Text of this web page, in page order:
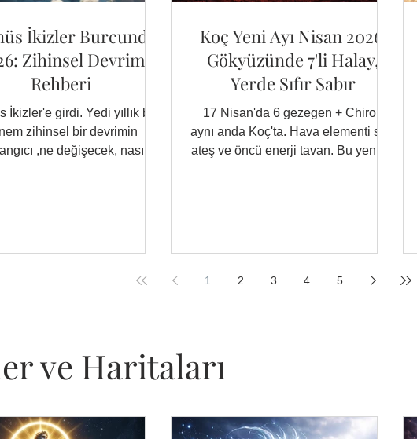
İkizler Burcunda
Zihinsel Devrim
Rehberi
İkizler'e girdi. Yedi yıllık bu
zihinsel bir devrimin
,ne değişecek, nasıl
Koç Yeni Ayı Nisan 2026:
Gökyüzünde 7'li Halay,
Yerde Sıfır Sabır
17 Nisan'da 6 gezegen + Chiron
aynı anda Koç'ta. Hava elementi sıfır,
ateş ve öncü enerji tavan. Bu yeni ay
1 2 3 4 5
ve Haritaları